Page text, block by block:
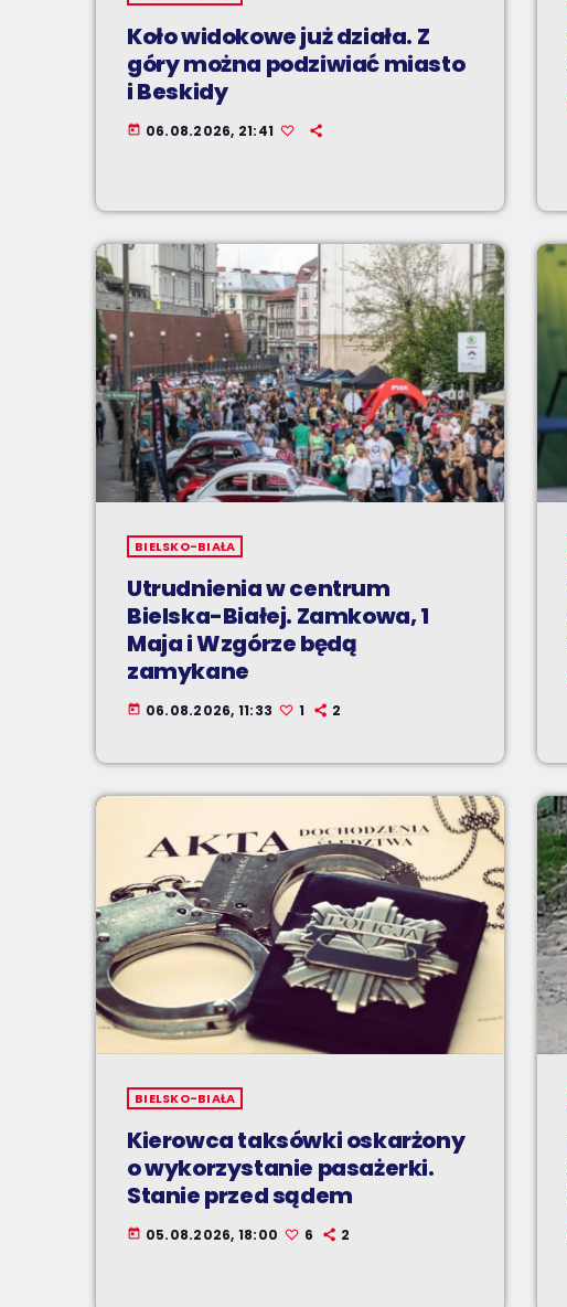
Koło widokowe już działa. Z
góry można podziwiać miasto
i Beskidy
today 06.08.2026, 21:41
BIELSKO-BIAŁA
Utrudnienia w centrum
Bielska-Białej. Zamkowa, 1
Maja i Wzgórze będą
zamykane
today 06.08.2026, 11:33 1 2
BIELSKO-BIAŁA
Kierowca taksówki oskarżony
o wykorzystanie pasażerki.
Stanie przed sądem
today 05.08.2026, 18:00 6 2